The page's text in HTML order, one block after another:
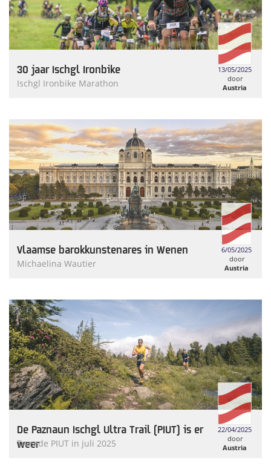
30 jaar Ischgl Ironbike
Ischgl Ironbike Marathon
13/05/2025
door
Austria
Vlaamse barokkunstenares in Wenen
Michaelina Wautier
6/05/2025
door
Austria
De Paznaun Ischgl Ultra Trail (PIUT) is er
weer
Tweede PIUT in juli 2025
22/04/2025
door
Austria